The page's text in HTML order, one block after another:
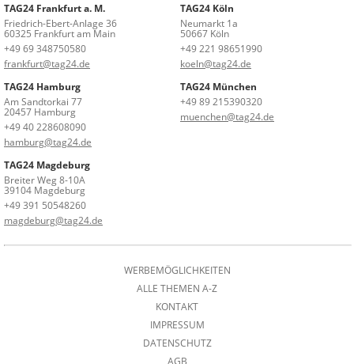
TAG24 Frankfurt a. M.
Friedrich-Ebert-Anlage 36
60325 Frankfurt am Main
+49 69 348750580
frankfurt@tag24.de
TAG24 Köln
Neumarkt 1a
50667 Köln
+49 221 98651990
koeln@tag24.de
TAG24 Hamburg
Am Sandtorkai 77
20457 Hamburg
+49 40 228608090
hamburg@tag24.de
TAG24 München
+49 89 215390320
muenchen@tag24.de
TAG24 Magdeburg
Breiter Weg 8-10A
39104 Magdeburg
+49 391 50548260
magdeburg@tag24.de
WERBEMÖGLICHKEITEN
ALLE THEMEN A-Z
KONTAKT
IMPRESSUM
DATENSCHUTZ
AGB